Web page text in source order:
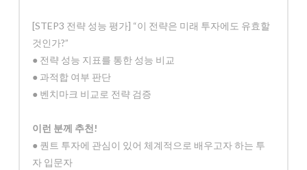
[STEP3 전략 성능 평가] “이 전략은 미래 투자에도 유효할
것인가?”
● 전략 성능 지표를 통한 성능 비교
● 과적합 여부 판단
● 벤치마크 비교로 전략 검증
이런 분께 추천!
● 퀀트 투자에 관심이 있어 체계적으로 배우고자 하는 투
자 입문자